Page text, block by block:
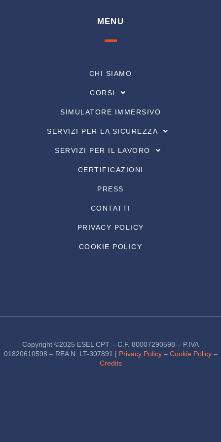
MENU
CHI SIAMO
CORSI
SIMULATORE IMMERSIVO
SERVIZI PER LA SICUREZZA
SERVIZI PER IL LAVORO
CERTIFICAZIONI
PRESS
CONTATTI
PRIVACY POLICY
COOKIE POLICY
Copyright ©2025 ESEL CPT – C.F. 80007290598 – P.IVA
01820610598 – REA N. LT-307891 | Privacy Policy– Cookie Policy–
Credits